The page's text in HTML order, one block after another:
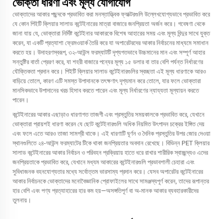
ভোক্তা ধারণা এবং মূল্য যোগাযোগ
ভোক্তাদের আকার পছন্দকে প্রভাবিত করা মনস্তাত্ত্বিক ফ্যাক্টরগুলি উল্লেখযোগ্যভাবে প্রভাবিত করে
যে কোন পিইটি ক্লিয়ার সালাড কন্টেইনারের মাত্রা বাজারে জনপ্রিয়তা অর্জন করে। গবেষণা থেকে
জানা যায় যে, ভোক্তারা নির্দিষ্ট কন্টেইনার আকারকে বিশেষ আহারের সময় এবং মূল্য বিন্দুর সাথে যুক্ত
করেন, যা একটি প্রত্যাশা ফ্রেমওয়ার্ক তৈরি করে যা অপারেটরদের আকার নির্বাচনের মাধ্যমে সমাধান
করতে হয়। উদাহরণস্বরূপ, ৩২-আউন্স ফরম্যাটটি দৃশ্যগতভাবে উচ্চমানের মান এবং সম্পূর্ণ আহার
সন্তুষ্টির বার্তা প্রেরণ করে, যা শহরী বাজারে পন্যের মূল্য ১৫ ডলার বা তার বেশি পর্যন্ত নির্ধারণের
যৌক্তিকতা প্রদান করে। পিইটি ক্লিয়ার সালাড কন্টেইনারগুলির স্বচ্ছতা এই মূল্য ধারণাকে আরও
বাড়িয়ে তোলে, কারণ এটি সমস্ত উপাদানকে তৎক্ষণাৎ দৃশ্যমান করে তোলে, যার ফলে ভোক্তারা
মানসিকভাবে উপাদানের খরচ হিসাব করতে পারেন এবং মূল্য নির্ধারণের ন্যায্যতা মূল্যায়ন করতে
পারেন।
কন্টেইনারের আকার এছাড়াও ধারণাগত তাজগী এবং প্রস্তুতির সময়কালকে প্রভাবিত করে, যেখানে
ভোক্তারা প্রায়শই ধারণা করেন যে ছোট কন্টেইনারগুলি অধিক নিয়মিত উৎপাদন চক্রের ইঙ্গিত দেয়
এবং ফলে এতে আরও তাজা সামগ্রী থাকে। এই ধারণাটি ঘূর্ণন ও দৈনিক প্রস্তুতির উপর জোর দেওয়া
স্থানগুলিতে ২৪-আউন্স ফরম্যাটের টিকে থাকা জনপ্রিয়তার অবদান রেখেছে। বিভিন্ন PET ক্লিয়ার
সালাড কন্টেইনারের আকার নির্বাচন ও পরিবহন প্রক্রিয়ায় হাতে ধরে রাখার শারীরিক স্বাচ্ছন্দ্যও এদের
জনপ্রিয়তাকে প্রভাবিত করে, যেখানে মধ্যম আকারের কন্টেইনারগুলি প্রভাবশালী চেহারা এবং
সুবিধাজনক বহনযোগ্যতার মধ্যে সর্বোত্তম ভারসাম্য প্রদান করে। যেসব অপারেটর কন্টেইনারের
আকার নির্বাচনকে ভোক্তাদের মনোবৈজ্ঞানিক প্রোফাইলের সাথে সামঞ্জস্যপূর্ণ করেন, তাদের রূপান্তর
হার বেশি এবং পণ্য প্রত্যাহারের হার কম হয়—অসঙ্গতিপূর্ণ বা অ-মানক আকার ব্যবহারকারীদের
তুলনায়।